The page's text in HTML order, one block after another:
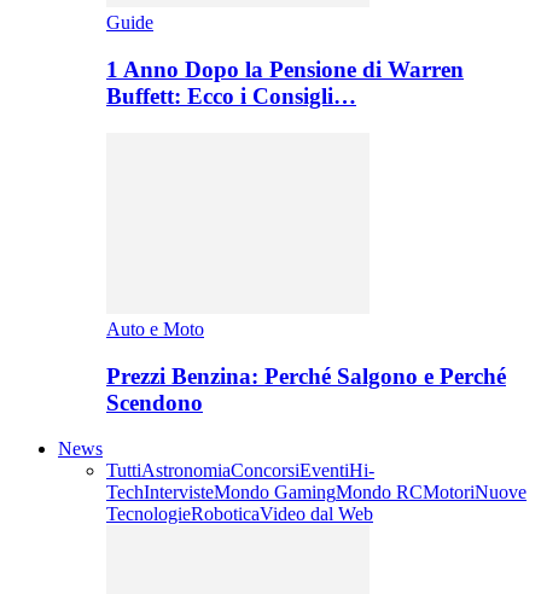
Guide
1 Anno Dopo la Pensione di Warren
Buffett: Ecco i Consigli…
Auto e Moto
Prezzi Benzina: Perché Salgono e Perché
Scendono
News
TuttiAstronomiaConcorsiEventiHi-
TechIntervisteMondo GamingMondo RCMotoriNuove
TecnologieRoboticaVideo dal Web